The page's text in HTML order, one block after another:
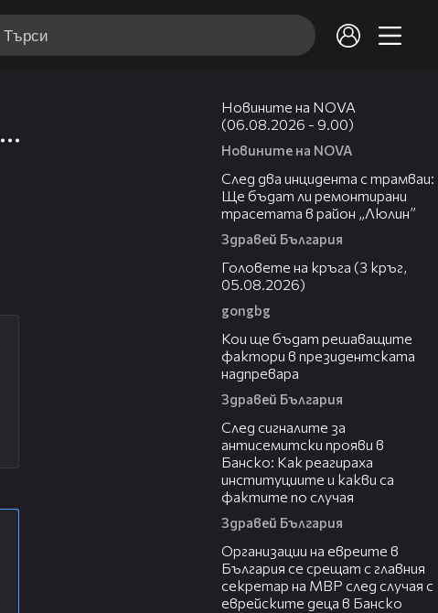
Новините на NOVA
(06.08.2026 - 9.00)
Новините на NOVA
След два инцидента с трамваи:
Ще бъдат ли ремонтирани
трасетата в район „Люлин”
Здравей България
Головете на кръга (3 кръг,
05.08.2026)
gongbg
Кои ще бъдат решаващите
фактори в президентската
надпревара
Здравей България
След сигналите за
антисемитски прояви в
Банско: Как реагираха
институциите и какви са
фактите по случая
Здравей България
Организации на евреите в
България се срещат с главния
секретар на МВР след случая с
еврейските деца в Банско